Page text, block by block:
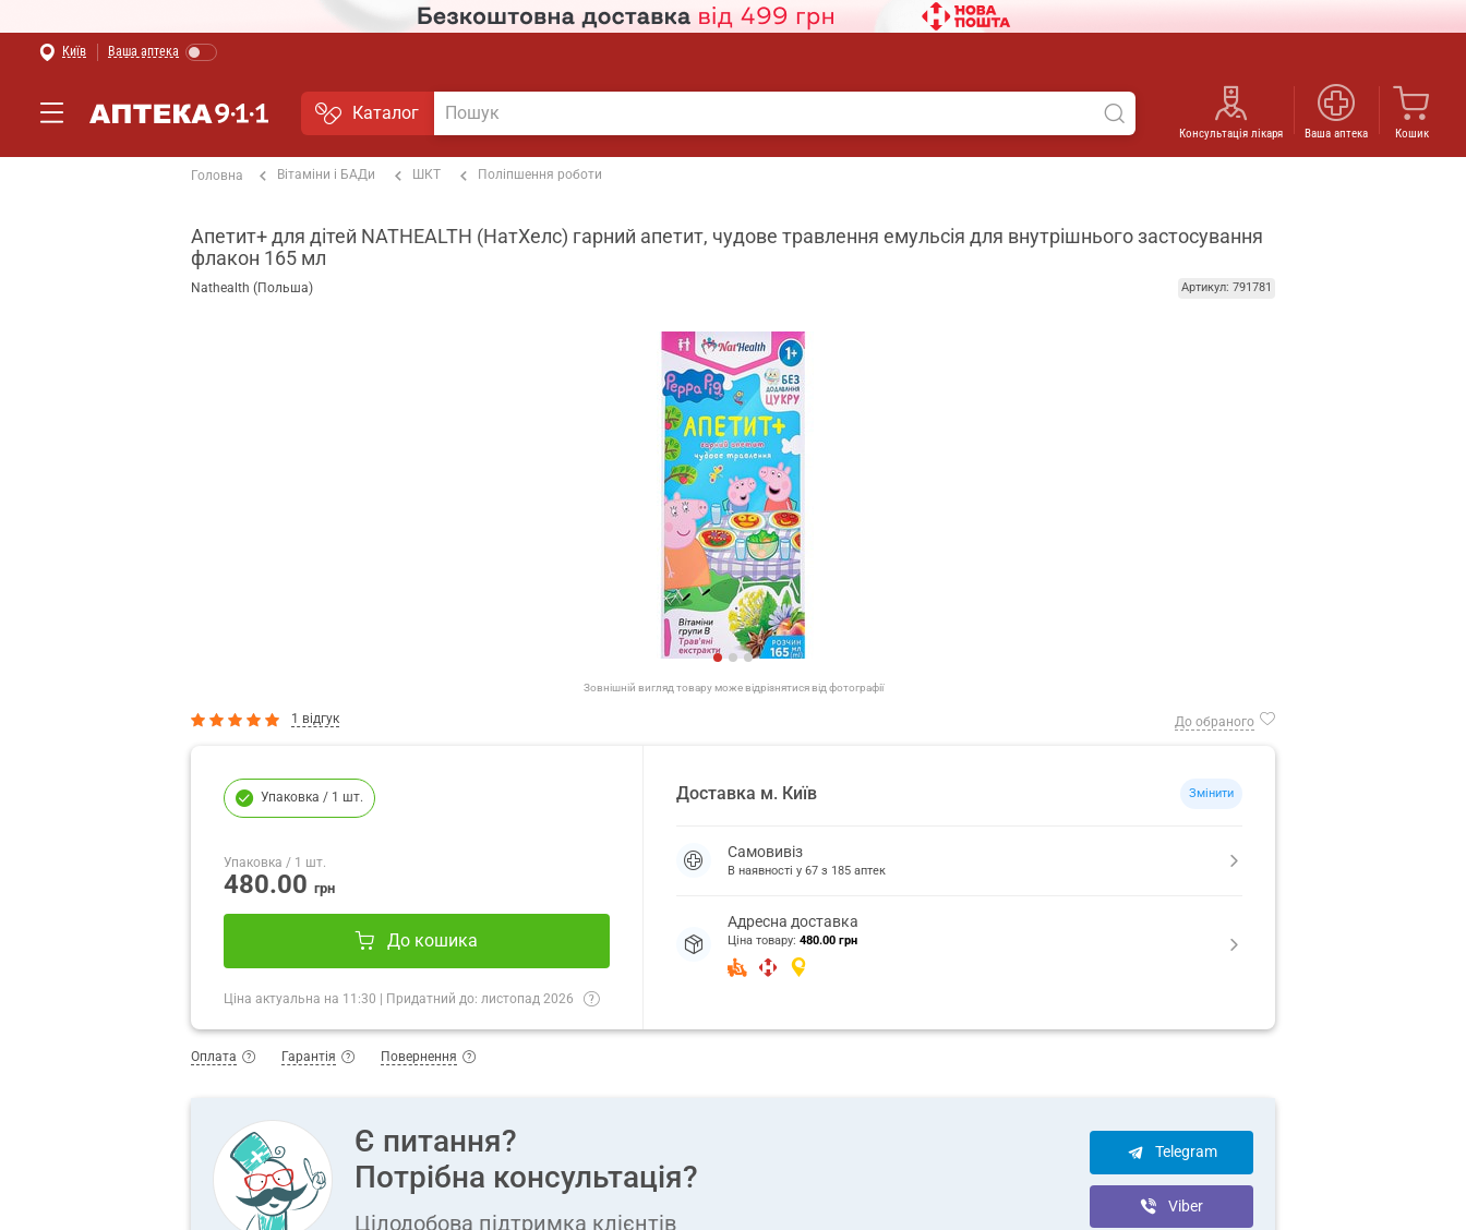
Київ Ваша аптека
Каталог
Консультація лікаря Ваша аптека Кошик
Головна Вітаміни і БАДи ШКТ Поліпшення роботи
Апетит+ для дітей NATHEALTH (НатХелс) гарний апетит, чудове травлення емульсія для внутрішнього застосування
флакон 165 мл
Nathealth (Польша) Артикул: 791781
Зовнішній вигляд товару може відрізнятися від фотографії
1 відгук До обраного
Упаковка / 1 шт.
Упаковка / 1 шт.
480.00 грн
До кошика
Ціна актуальна на 11:30 | Придатний до: листопад 2026
Доставка м. Київ Змінити
Самовивіз
В наявності у 67 з 185 аптек
Адресна доставка
Ціна товару: 480.00 грн
Оплата Гарантія Повернення
Є питання?
Потрібна консультація?
Цілодобова підтримка клієнтів
Telegram
Viber